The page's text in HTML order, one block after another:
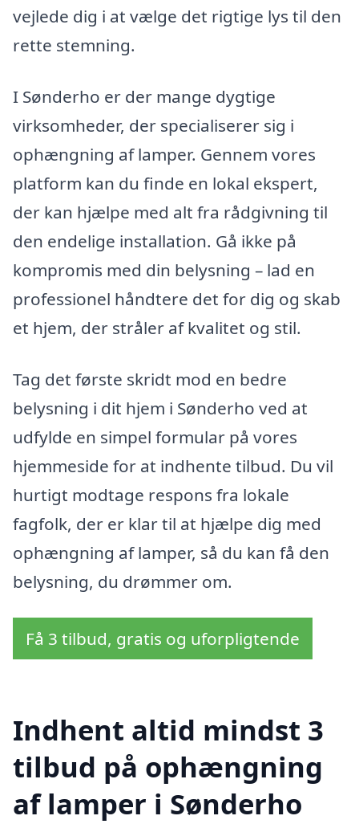
vejlede dig i at vælge det rigtige lys til den
rette stemning.
I Sønderho er der mange dygtige
virksomheder, der specialiserer sig i
ophængning af lamper. Gennem vores
platform kan du finde en lokal ekspert,
der kan hjælpe med alt fra rådgivning til
den endelige installation. Gå ikke på
kompromis med din belysning – lad en
professionel håndtere det for dig og skab
et hjem, der stråler af kvalitet og stil.
Tag det første skridt mod en bedre
belysning i dit hjem i Sønderho ved at
udfylde en simpel formular på vores
hjemmeside for at indhente tilbud. Du vil
hurtigt modtage respons fra lokale
fagfolk, der er klar til at hjælpe dig med
ophængning af lamper, så du kan få den
belysning, du drømmer om.
Få 3 tilbud, gratis og uforpligtende
Indhent altid mindst 3
tilbud på ophængning
af lamper i Sønderho